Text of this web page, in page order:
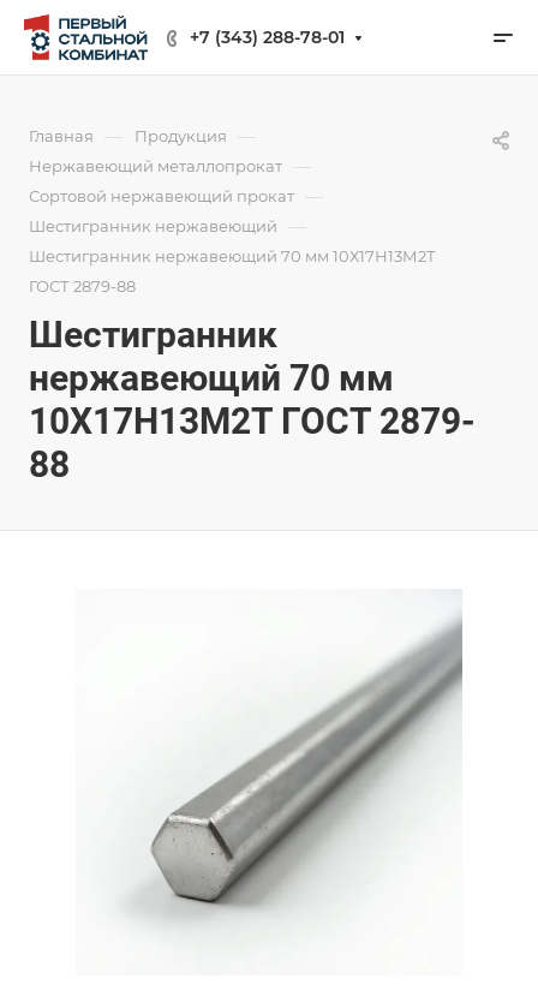
+7 (343) 288-78-01
Главная — Продукция —
Нержавеющий металлопрокат —
Сортовой нержавеющий прокат —
Шестигранник нержавеющий —
Шестигранник нержавеющий 70 мм 10Х17Н13М2Т
ГОСТ 2879-88
Шестигранник
нержавеющий 70 мм
10Х17Н13М2Т ГОСТ 2879-
88